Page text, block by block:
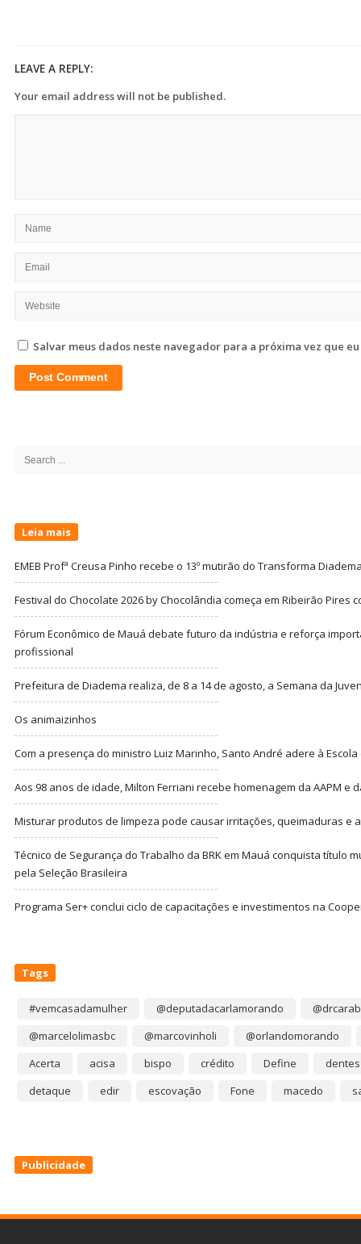
LEAVE A REPLY:
Your email address will not be published.
Salvar meus dados neste navegador para a próxima vez que
Search
Leia mais
EMEB Profª Creusa Pinho recebe o 13º mutirão do Transforma
Festival do Chocolate 2026 by Chocolândia começa em Ribeirão Pires
Fórum Econômico de Mauá debate futuro da indústria e reforça
profissional
Prefeitura de Diadema realiza, de 8 a 14 de agosto, a Semana da
Os animaizinhos
Com a presença do ministro Luiz Marinho, Santo André adere à
Aos 98 anos de idade, Milton Ferriani recebe homenagem da AAPM e
Misturar produtos de limpeza pode causar irritações, queimaduras e
Técnico de Segurança do Trabalho da BRK em Mauá conquista título
pela Seleção Brasileira
Programa Ser+ conclui ciclo de capacitações e investimentos na
Tags
#vemcasadamulher @deputadacarlamorando
@marcelolimasbc
@marcovinholi
@orlandomorando
Acerta
acisa bispo crédito Define
dentes
detaque
edir escovação Fone macedo
Publicidade